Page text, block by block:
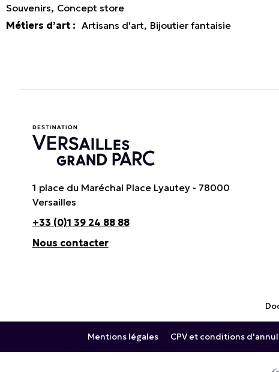
Souvenirs Concept store
Métiers d’art : Artisans d'art Bijoutier fantaisie
1 place du Maréchal Place Lyautey - 78000
Versailles
+33 (0)1 39 24 88 88
Nous contacter
Mentions légales CPV et conditions